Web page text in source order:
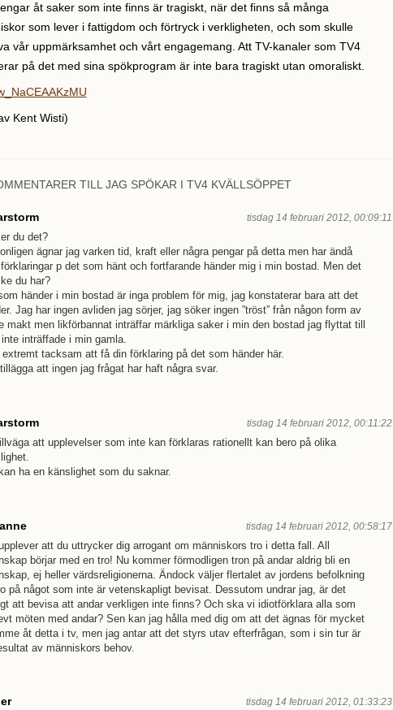
åt saker som inte finns är tragiskt, när det finns så många
som lever i fattigdom och förtryck i verkligheten, och som skulle
vår uppmärksamhet och vårt engagemang. Att TV-kanaler som TV4
på det med sina spökprogram är inte bara tragiskt utan omoraliskt.
Kent Wisti)
TILL JAG SPÖKAR I TV4 KVÄLLSÖPPET
tisdag 14 februari 2012, 00:09:11
du det?
ägnar jag varken tid, kraft eller några pengar på detta men har ändå
p det som hänt och fortfarande händer mig i min bostad. Men det
du har?
händer i min bostad är inga problem för mig, jag konstaterar bara att det
Jag har ingen avliden jag sörjer, jag söker ingen ”tröst” från någon form av
makt men likförbannat inträffar märkliga saker i min den bostad jag flyttat till
inträffade i min gamla.
extremt tacksam att få din förklaring på det som händer här.
att ingen jag frågat har haft några svar.
tisdag 14 februari 2012, 00:11:22
att upplevelser som inte kan förklaras rationellt kan bero på olika
ha en känslighet som du saknar.
tisdag 14 februari 2012, 00:58:17
att du uttrycker dig arrogant om människors tro i detta fall. All
börjar med en tro! Nu kommer förmodligen tron på andar aldrig bli en
ej heller värdsreligionerna. Ändock väljer flertalet av jordens befolkning
på något som inte är vetenskapligt bevisat. Dessutom undrar jag, är det
att bevisa att andar verkligen inte finns? Och ska vi idiotförklara alla som
möten med andar? Sen kan jag hålla med dig om att det ägnas för mycket
åt detta i tv, men jag antar att det styrs utav efterfrågan, som i sin tur är
av människors behov.
tisdag 14 februari 2012, 01:33:23